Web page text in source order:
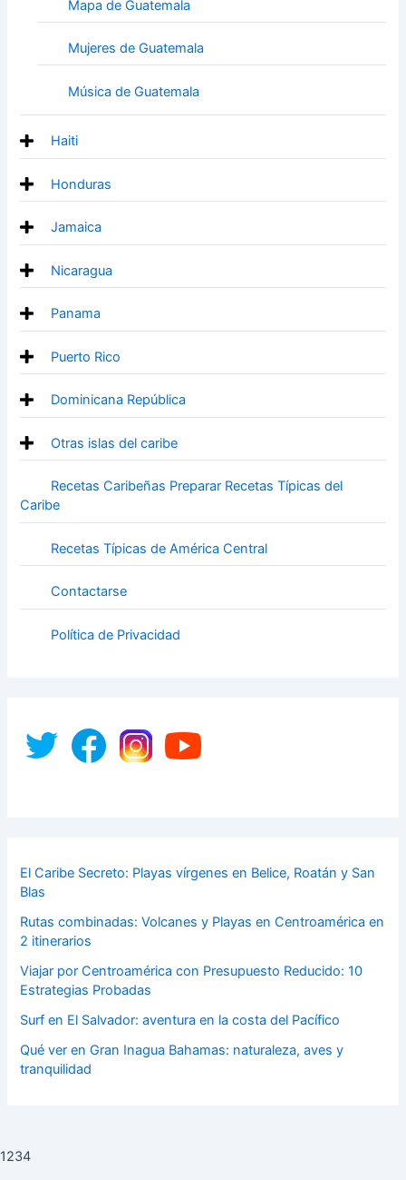
Mapa de Guatemala
Mujeres de Guatemala
Música de Guatemala
Haiti
Honduras
Jamaica
Nicaragua
Panama
Puerto Rico
Dominicana República
Otras islas del caribe
Recetas Caribeñas Preparar Recetas Típicas del
Caribe
Recetas Típicas de América Central
Contactarse
Política de Privacidad
El Caribe Secreto: Playas vírgenes en Belice, Roatán y San
Blas
Rutas combinadas: Volcanes y Playas en Centroamérica en
2 itinerarios
Viajar por Centroamérica con Presupuesto Reducido: 10
Estrategias Probadas
Surf en El Salvador: aventura en la costa del Pacífico
Qué ver en Gran Inagua Bahamas: naturaleza, aves y
tranquilidad
1234